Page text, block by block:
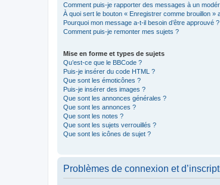
Comment puis-je rapporter des messages à un
À quoi sert le bouton « Enregistrer comme brouillon »
Pourquoi mon message a-t-il besoin d’être approuvé ?
Comment puis-je remonter mes sujets ?
Mise en forme et types de sujets
Qu’est-ce que le BBCode ?
Puis-je insérer du code HTML ?
Que sont les émoticônes ?
Puis-je insérer des images ?
Que sont les annonces générales ?
Que sont les annonces ?
Que sont les notes ?
Que sont les sujets verrouillés ?
Que sont les icônes de sujet ?
Problèmes de connexion et